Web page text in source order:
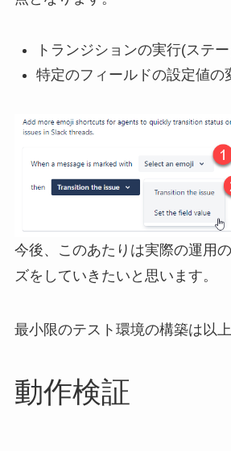
トランジションの実行(ステ
特定のフィールドの設定値の
今後、このあたりは実際の運用
ズをしていきたいと思います。
最小限のテスト環境の構築は以上
動作検証